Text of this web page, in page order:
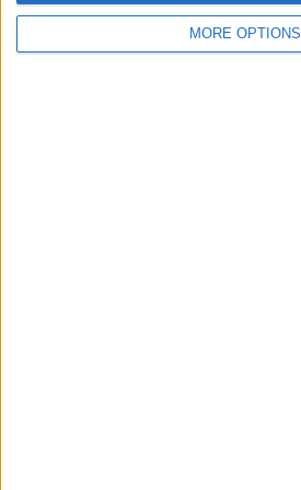
MORE OPTIONS